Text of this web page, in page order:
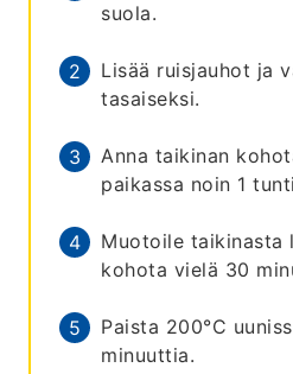
suola.
Lisää ruisjauhot ja
tasaiseksi.
Anna taikinan
paikassa noin 1
Muotoile taikinasta
kohota vielä 30
Paista 200°C
minuuttia.